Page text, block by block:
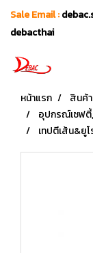
Sale Email :
debacthai
หน้าแรก
สินค้
อุปกรณ์เซฟตี้,
เทปตีเส้น&ยูโ